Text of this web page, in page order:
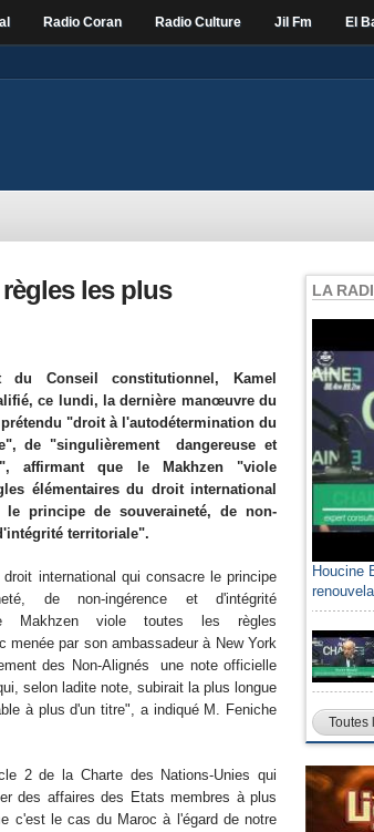
Radio Coran Radio Culture Jil Fm El
les plus
du Conseil constitutionnel, Kamel
ce lundi, la dernière manœuvre du
"droit à l'autodétermination du
de "singulièrement dangereuse et
affirmant que le Makhzen "viole
élémentaires du droit international
le principe de souveraineté, de non-
territoriale".
international qui consacre le principe
de non-ingérence et d'intégrité
Makhzen viole toutes les règles
par son ambassadeur à New York
des Non-Alignés une note officielle
selon ladite note, subirait la plus longue
à plus d'un titre", a indiqué M. Feniche
2 de la Charte des Nations-Unies qui
des affaires des Etats membres à plus
c'est le cas du Maroc à l'égard de notre
LA
Houcine
Toutes